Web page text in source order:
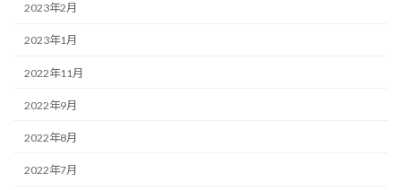
2023年2月
2023年1月
2022年11月
2022年9月
2022年8月
2022年7月